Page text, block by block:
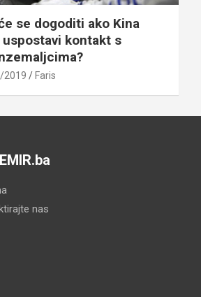
se dogoditi ako Kina
uspostavi kontakt s
2019 Faris
nas